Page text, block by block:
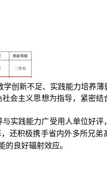
创新不足、实践能力培养薄
会主义思想为指导，紧密结
实践能力广受用人单位好评
还积极携手省内外多所兄弟
良好辐射效应。